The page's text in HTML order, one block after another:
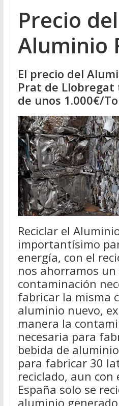
Precio del
Aluminio
El precio del
Prat de
de unos 1.000€/
Reciclar el
importantísimo
energía, con el
nos ahorramos un
contaminación
fabricar la misma
aluminio nuevo,
manera la
necesaria para
bebida de
para fabricar 30
reciclado, aun con
España solo se
aluminio